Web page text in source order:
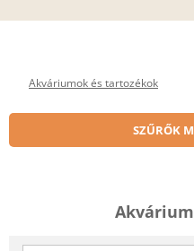
Akváriumok és tartozékok
SZŰRŐK